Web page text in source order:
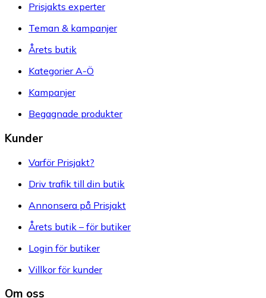
Prisjakts experter
Teman & kampanjer
Årets butik
Kategorier A-Ö
Kampanjer
Begagnade produkter
Kunder
Varför Prisjakt?
Driv trafik till din butik
Annonsera på Prisjakt
Årets butik – för butiker
Login för butiker
Villkor för kunder
Om oss